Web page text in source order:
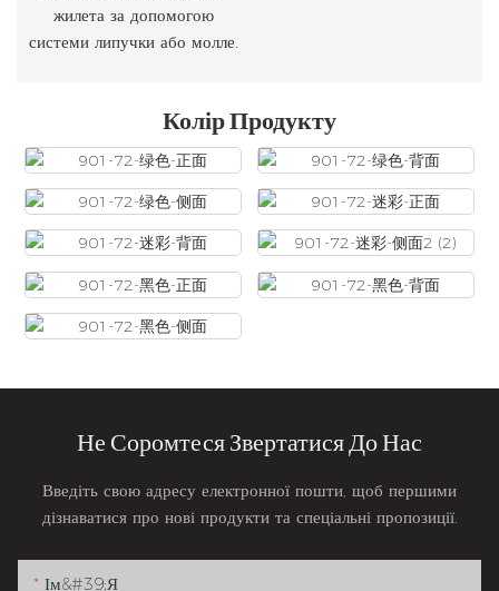
жилета за допомогою
системи липучки або молле.
Колір Продукту
Не Соромтеся Звертатися До Нас
Введіть свою адресу електронної пошти, щоб першими
дізнаватися про нові продукти та спеціальні пропозиції.
Ім&#39;я